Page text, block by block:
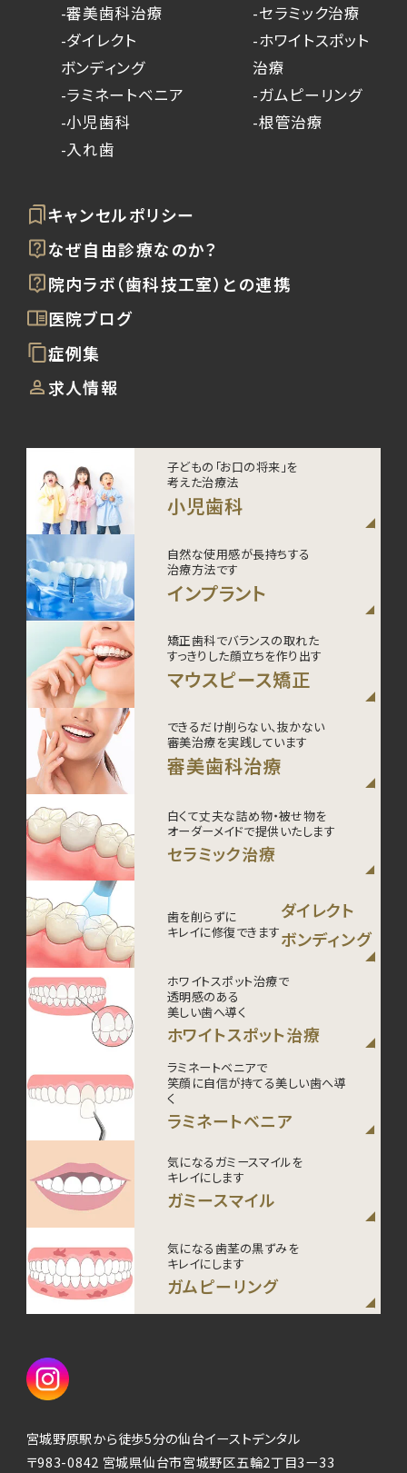
-審美歯科治療
-セラミック治療
-ダイレクト
ボンディング
-ホワイトスポット
治療
-ラミネートベニア
-ガムピーリング
-小児歯科
-根管治療
-入れ歯
キャンセルポリシー
なぜ自由診療なのか？
院内ラボ（歯科技工室）との連携
医院ブログ
症例集
求人情報
子どもの「お口の将来」を
考えた治療法
小児歯科
自然な使用感が長持ちする
治療方法です
インプラント
矯正歯科でバランスの取れた
すっきりした顔立ちを作り出す
マウスピース矯正
できるだけ削らない、抜かない
審美治療を実践しています
審美歯科治療
白くて丈夫な詰め物・被せ物を
オーダーメイドで提供いたします
セラミック治療
歯を削らずに
キレイに修復できます
ダイレクト
ボンディング
ホワイトスポット治療で
透明感のある
美しい歯へ導く
ホワイトスポット治療
ラミネートベニアで
笑顔に自信が持てる美しい歯へ導
く
ラミネートベニア
気になるガミースマイルを
キレイにします
ガミースマイル
気になる歯茎の黒ずみを
キレイにします
ガムピーリング
宮城野原駅から徒歩5分の仙台イーストデンタル
〒983-0842 宮城県仙台市宮城野区五輪2丁目3ー33